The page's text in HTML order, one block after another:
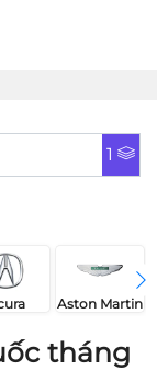
1
Aston Martin
tháng